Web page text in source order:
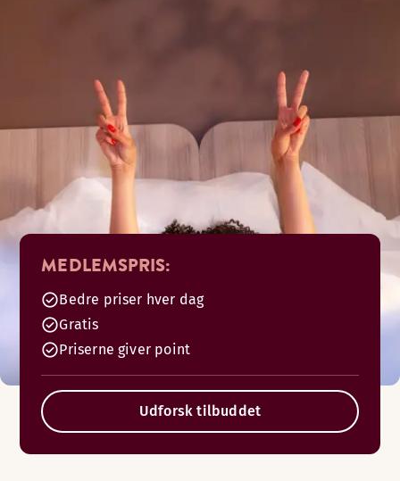
MEDLEMSPRIS:
Bedre priser hver dag
Gratis
Priserne giver point
Udforsk tilbuddet